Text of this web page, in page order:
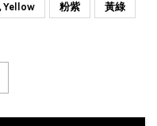
Yellow 粉紫 黃綠